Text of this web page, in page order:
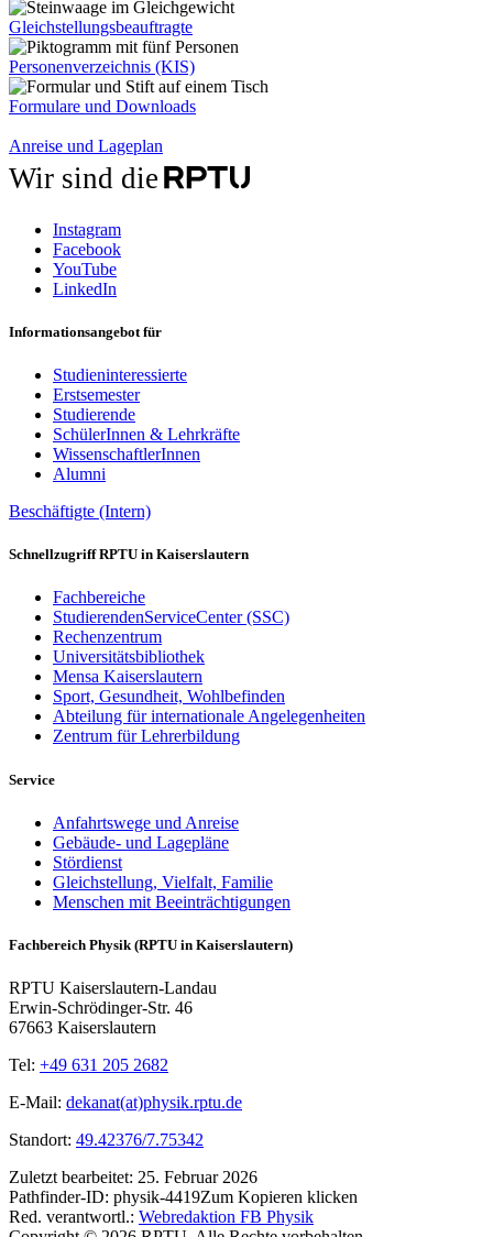
Gleichstellungsbeauftragte
Personenverzeichnis (KIS)
Formulare und Downloads
Anreise und Lageplan
Wir sind die
Instagram
Facebook
YouTube
LinkedIn
Informationsangebot für
Studieninteressierte
Erstsemester
Studierende
SchülerInnen & Lehrkräfte
WissenschaftlerInnen
Alumni
Beschäftigte (Intern)
Schnellzugriff RPTU in Kaiserslautern
Fachbereiche
StudierendenServiceCenter (SSC)
Rechenzentrum
Universitätsbibliothek
Mensa Kaiserslautern
Sport, Gesundheit, Wohlbefinden
Abteilung für internationale Angelegenheiten
Zentrum für Lehrerbildung
Service
Anfahrtswege und Anreise
Gebäude- und Lagepläne
Stördienst
Gleichstellung, Vielfalt, Familie
Menschen mit Beeinträchtigungen
Fachbereich Physik (RPTU in Kaiserslautern)
RPTU Kaiserslautern-Landau
Erwin-Schrödinger-Str. 46
67663 Kaiserslautern
Tel: +49 631 205 2682
E-Mail: dekanat(at)physik.rptu.de
Standort: 49.42376/7.75342
Zuletzt bearbeitet: 25. Februar 2026
Pathfinder-ID: physik-4419Zum Kopieren klicken
Red. verantwortl.: Webredaktion FB Physik